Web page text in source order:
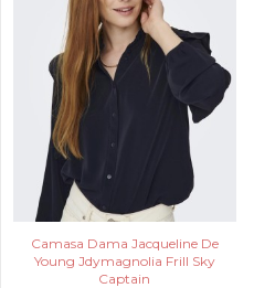
Camasa Dama Jacqueline De
Young Jdymagnolia Frill Sky
Captain